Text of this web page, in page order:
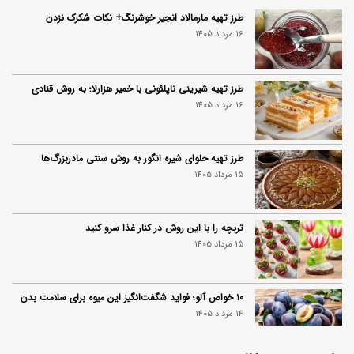
طرز تهیه مارمالاد انجیر خوشرنگ+ نکات شکرک نزدن
16 مرداد 1405
طرز تهیه شیرینی ناپلئونی با خمیر هزارلا؛ به روش قنادی
16 مرداد 1405
طرز تهیه حلوای شیره انگور به روش سنتی مادربزرگ‌ها
15 مرداد 1405
تربچه را با این روش در کنار غذا سرو کنید
15 مرداد 1405
۱۰ خواص آلو؛ فواید شگفت‌انگیز این میوه برای سلامت بدن
14 مرداد 1405